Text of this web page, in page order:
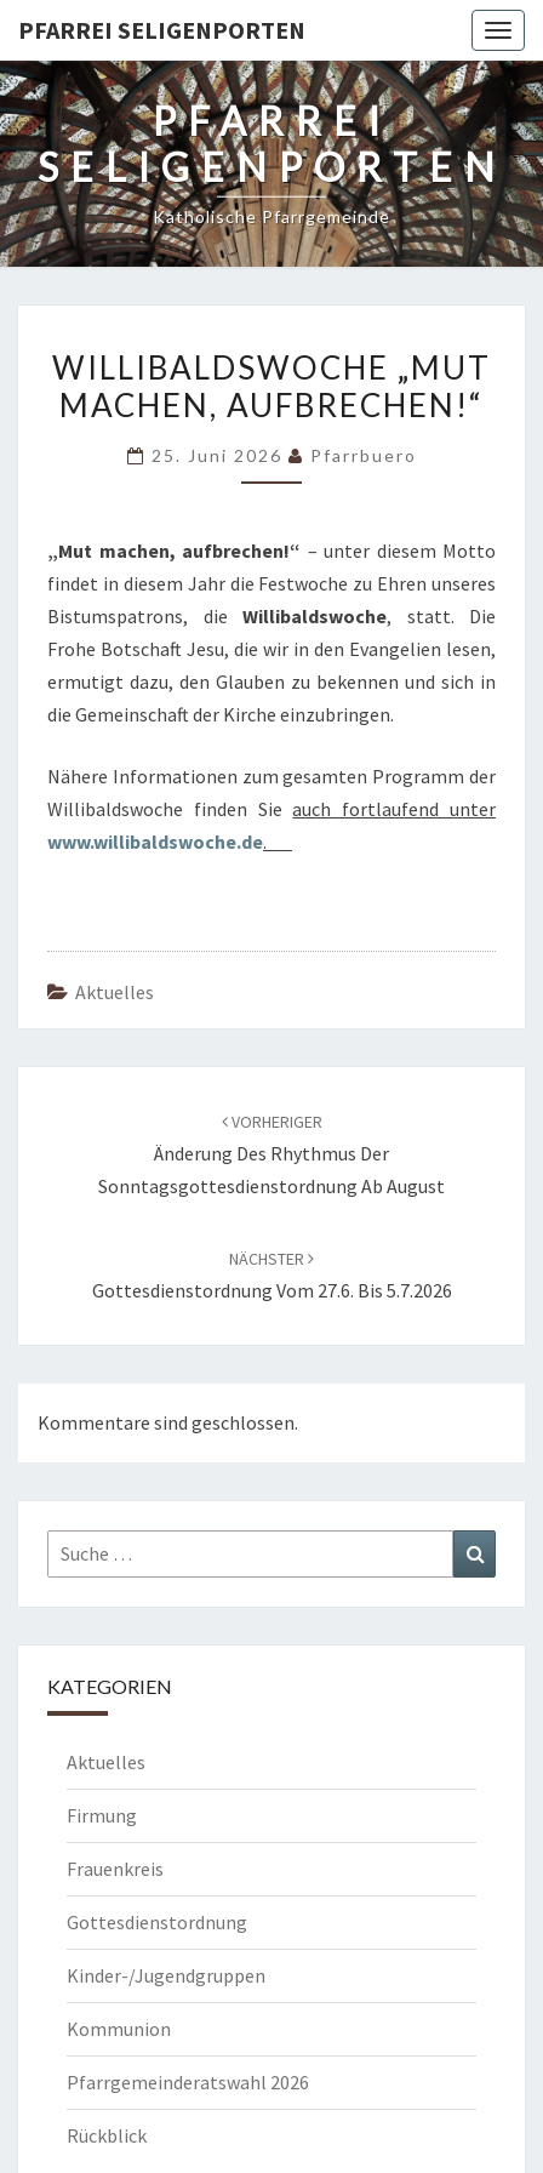
PFARREI SELIGENPORTEN
PFARREI
SELIGENPORTEN
Katholische Pfarrgemeinde
„MUT
MACHEN,
WILLIBALDSWOCHE „MUT
MACHEN, AUFBRECHEN!“
25. Juni 2026 Pfarrbuero
„Mut machen, aufbrechen!“ – unter diesem Motto
findet in diesem Jahr die Festwoche zu Ehren unseres
Bistumspatrons, die Willibaldswoche, statt. Die
Frohe Botschaft Jesu, die wir in den Evangelien lesen,
ermutigt dazu, den Glauben zu bekennen und sich in
die Gemeinschaft der Kirche einzubringen.
Nähere Informationen zum gesamten Programm der
Willibaldswoche finden Sieauch fortlaufend unter
www.willibaldswoche.de.
Aktuelles
VORHERIGER
Änderung Des Rhythmus Der
Sonntagsgottesdienstordnung Ab August
NÄCHSTER
Gottesdienstordnung Vom 27.6. Bis 5.7.2026
Kommentare sind geschlossen.
Suche
nach:
KATEGORIEN
Aktuelles
Firmung
Frauenkreis
Gottesdienstordnung
Kinder-/Jugendgruppen
Kommunion
Pfarrgemeinderatswahl 2026
Rückblick